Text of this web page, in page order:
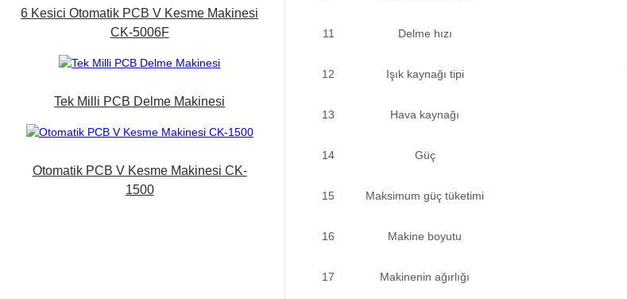
6 Kesici Otomatik PCB V Kesme Makinesi
CK-5006F
Tek Milli PCB Delme Makinesi
Otomatik PCB V Kesme Makinesi CK-
1500
11 Delme hızı
12 Işık kaynağı tipi
13 Hava kaynağı
14 Güç
15 Maksimum güç tüketimi
16 Makine boyutu
17 Makinenin ağırlığı